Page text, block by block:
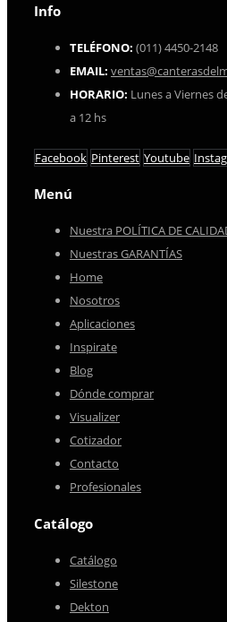
Info
TELÉFONO: (011) 4450-2148
EMAIL:
HORARIO: Lunes a Viernes
a 12 hs
Facebook Pinterest Youtube
Menú
Nuestra POLÍTICA DE
Nuestras GARANTÍAS
Home
Nosotros
Aplicaciones
Inspirate
Blog
Dónde comprar
Visualizer
Cotizador
Contacto
Profesionales
Catálogo
Catálogo
Silestone
Dekton